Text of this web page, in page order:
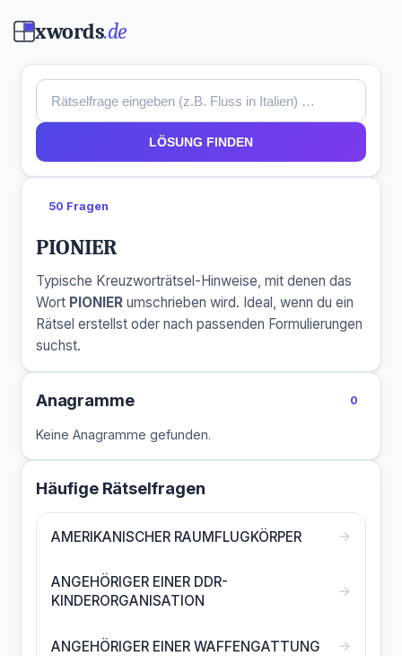
xwords.de
LÖSUNG FINDEN
50 Fragen
PIONIER
Typische Kreuzworträtsel-Hinweise, mit denen das
Wort PIONIER umschrieben wird. Ideal, wenn du ein
Rätsel erstellst oder nach passenden Formulierungen
suchst.
Anagramme 0
Keine Anagramme gefunden.
Häufige Rätselfragen
AMERIKANISCHER RAUMFLUGKÖRPER →
ANGEHÖRIGER EINER DDR-
KINDERORGANISATION
→
ANGEHÖRIGER EINER WAFFENGATTUNG →